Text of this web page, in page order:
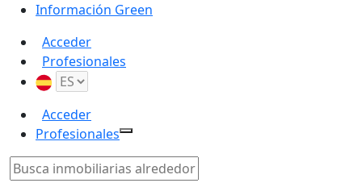
Información Green
Acceder
Profesionales
Acceder
Profesionales